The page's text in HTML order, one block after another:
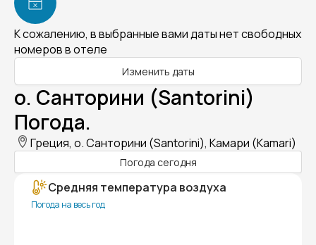
К сожалению, в выбранные вами даты нет свободных
номеров в отеле
Изменить даты
о. Санторини (Santorini)
Погода.
Греция, о. Санторини (Santorini), Камари (Kamari)
Погода сегодня
Средняя температура воздуха
Погода на весь год